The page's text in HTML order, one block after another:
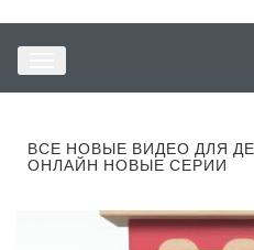
ВСЕ НОВЫЕ ВИДЕО ДЛЯ
ОНЛАЙН НОВЫЕ СЕРИИ